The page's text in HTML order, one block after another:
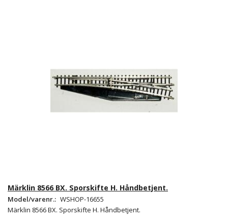
Märklin 8566 BX. Sporskifte H. Håndbetjent.
Model/varenr.: WSHOP-16655
Märklin 8566 BX. Sporskifte H. Håndbetjent.